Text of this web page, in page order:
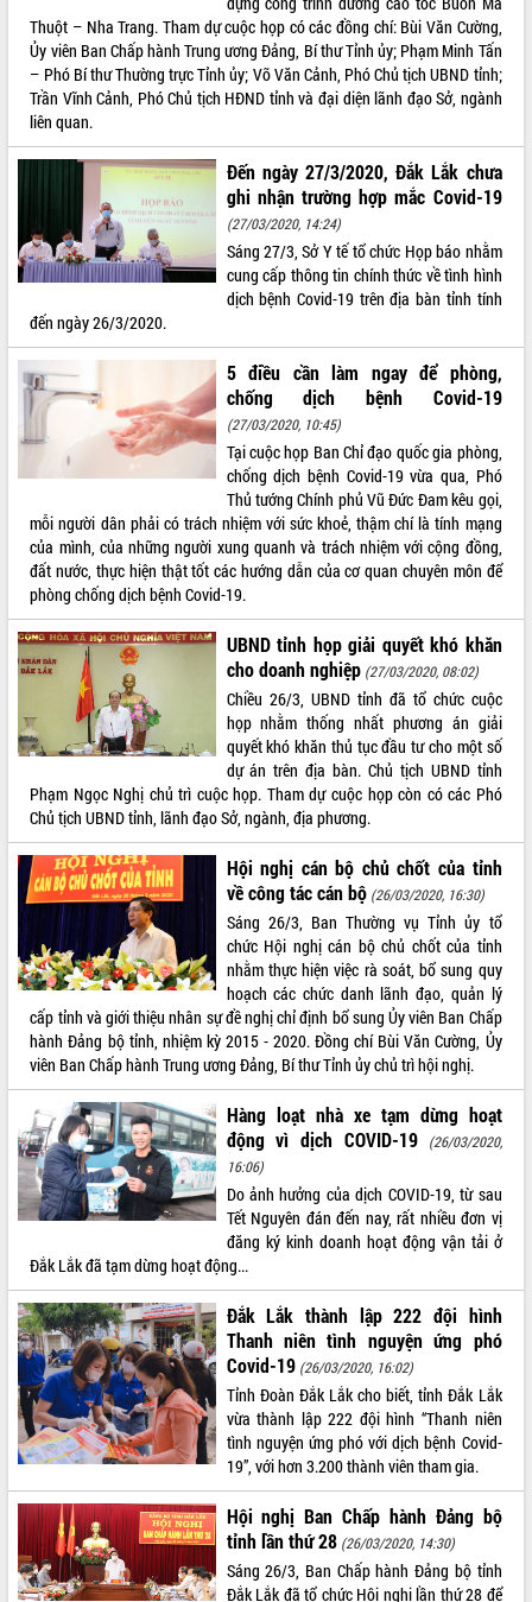
Thuột – Nha Trang. Tham dự cuộc họp có các đồng chí: Bùi Văn Cường,
Ủy viên Ban Chấp hành Trung ương Đảng, Bí thư Tỉnh ủy; Phạm Minh Tấn
– Phó Bí thư Thường trực Tỉnh ủy; Võ Văn Cảnh, Phó Chủ tịch UBND tỉnh;
Trần Vĩnh Cảnh, Phó Chủ tịch HĐND tỉnh và đại diện lãnh đạo Sở, ngành
liên quan.
Đến ngày 27/3/2020, Đắk Lắk chưa
ghi nhận trường hợp mắc Covid-19
(27/03/2020, 14:24)
Sáng 27/3, Sở Y tế tổ chức Họp báo nhằm
cung cấp thông tin chính thức về tình hình
dịch bệnh Covid-19 trên địa bàn tỉnh tính
đến ngày 26/3/2020.
5 điều cần làm ngay để phòng,
chống dịch bệnh Covid-19
(27/03/2020, 10:45)
Tại cuộc họp Ban Chỉ đạo quốc gia phòng,
chống dịch bệnh Covid-19 vừa qua, Phó
Thủ tướng Chính phủ Vũ Đức Đam kêu gọi,
mỗi người dân phải có trách nhiệm với sức khoẻ, thậm chí là tính mạng
của mình, của những người xung quanh và trách nhiệm với cộng đồng,
đất nước, thực hiện thật tốt các hướng dẫn của cơ quan chuyên môn để
phòng chống dịch bệnh Covid-19.
UBND tỉnh họp giải quyết khó khăn
cho doanh nghiệp (27/03/2020, 08:02)
Chiều 26/3, UBND tỉnh đã tổ chức cuộc
họp nhằm thống nhất phương án giải
quyết khó khăn thủ tục đầu tư cho một số
dự án trên địa bàn. Chủ tịch UBND tỉnh
Phạm Ngọc Nghị chủ trì cuộc họp. Tham dự cuộc họp còn có các Phó
Chủ tịch UBND tỉnh, lãnh đạo Sở, ngành, địa phương.
Hội nghị cán bộ chủ chốt của tỉnh
về công tác cán bộ (26/03/2020, 16:30)
Sáng 26/3, Ban Thường vụ Tỉnh ủy tổ
chức Hội nghị cán bộ chủ chốt của tỉnh
nhằm thực hiện việc rà soát, bổ sung quy
hoạch các chức danh lãnh đạo, quản lý
cấp tỉnh và giới thiệu nhân sự đề nghị chỉ định bổ sung Ủy viên Ban Chấp
hành Đảng bộ tỉnh, nhiệm kỳ 2015 - 2020. Đồng chí Bùi Văn Cường, Ủy
viên Ban Chấp hành Trung ương Đảng, Bí thư Tỉnh ủy chủ trì hội nghị.
Hàng loạt nhà xe tạm dừng hoạt
động vì dịch COVID-19
(26/03/2020,
16:06)
Do ảnh hưởng của dịch COVID-19, từ sau
Tết Nguyên đán đến nay, rất nhiều đơn vị
đăng ký kinh doanh hoạt động vận tải ở
Đắk Lắk đã tạm dừng hoạt động...
Đắk Lắk thành lập 222 đội hình
Thanh niên tình nguyện ứng phó
Covid-19 (26/03/2020, 16:02)
Tỉnh Đoàn Đắk Lắk cho biết, tỉnh Đắk Lắk
vừa thành lập 222 đội hình “Thanh niên
tình nguyện ứng phó với dịch bệnh Covid-
19”, với hơn 3.200 thành viên tham gia.
Hội nghị Ban Chấp hành Đảng bộ
tỉnh lần thứ 28 (26/03/2020, 14:30)
Sáng 26/3, Ban Chấp hành Đảng bộ tỉnh
Đắk Lắk đã tổ chức Hội nghị lần thứ 28 để